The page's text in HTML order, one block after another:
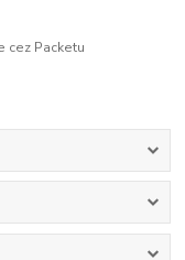
cez Packetu